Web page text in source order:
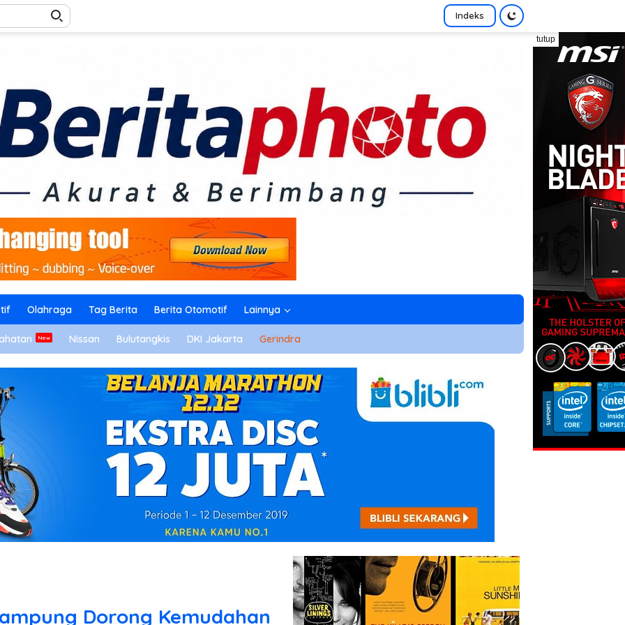
Indeks
tutup
Olahraga Tag Berita Berita Otomotif Lainnya
Nissan Bulutangkis DKI Jakarta Gerindra
Dorong Kemudahan